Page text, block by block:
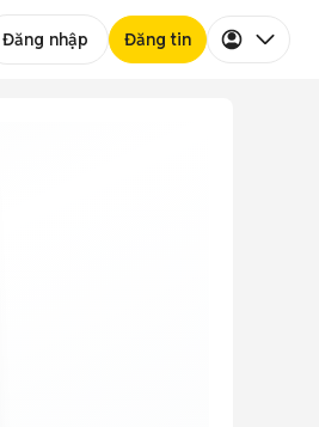
Đăng nhập Đăng tin